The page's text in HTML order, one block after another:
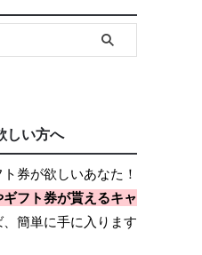
しい方へ
券が欲しいあなた！
フト券が貰えるキャ
簡単に手に入ります